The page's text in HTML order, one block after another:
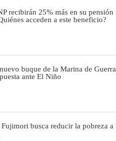
recibirán 25% más en su pensión
acceden a este beneficio?
buque de la Marina de Guerra
ante El Niño
busca reducir la pobreza a